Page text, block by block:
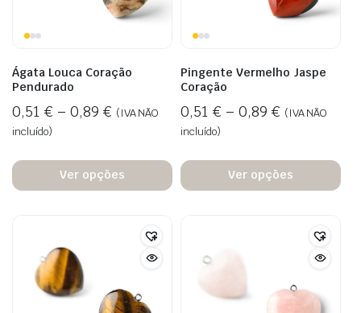
Ágata Louca Coração
Pendurado
0,51 € – 0,89 € (IVA NÃO
incluído)
Ver opções
Pingente Vermelho Jaspe
Coração
0,51 € – 0,89 € (IVA NÃO
incluído)
Ver opções